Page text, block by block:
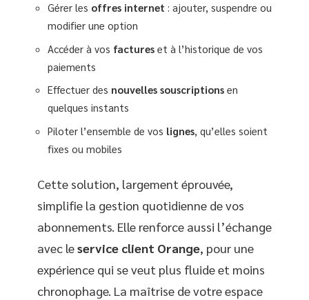
Gérer les offres internet : ajouter, suspendre ou
modifier une option
Accéder à vos factures et à l’historique de vos
paiements
Effectuer des nouvelles souscriptions en
quelques instants
Piloter l’ensemble de vos lignes, qu’elles soient
fixes ou mobiles
Cette solution, largement éprouvée,
simplifie la gestion quotidienne de vos
abonnements. Elle renforce aussi l’échange
avec leservice client Orange, pour une
expérience qui se veut plus fluide et moins
chronophage. La maîtrise de votre espace